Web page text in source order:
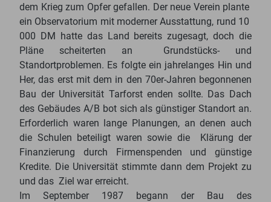
dem Krieg zum Opfer gefallen. Der neue Verein plante
ein Observatorium mit moderner Ausstattung, rund 10
000 DM hatte das Land bereits zugesagt, doch die
Pläne scheiterten an Grundstücks- und
Standortproblemen. Es folgte ein jahrelanges Hin und
Her, das erst mit dem in den 70er-Jahren begonnenen
Bau der Universität Tarforst enden sollte. Das Dach
des Gebäudes A/B bot sich als günstiger Standort an.
Erforderlich waren lange Planungen, an denen auch
die Schulen beteiligt waren sowie die Klärung der
Finanzierung durch Firmenspenden und günstige
Kredite. Die Universität stimmte dann dem Projekt zu
und das Ziel war erreicht.
Im September 1987 begann der Bau des